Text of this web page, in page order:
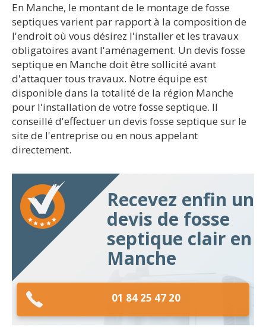
En Manche, le montant de le montage de fosse
septiques varient par rapport à la composition de
l'endroit où vous désirez l'installer et les travaux
obligatoires avant l'aménagement. Un devis fosse
septique en Manche doit être sollicité avant
d'attaquer tous travaux. Notre équipe est
disponible dans la totalité de la région Manche
pour l'installation de votre fosse septique. Il
conseillé d'effectuer un devis fosse septique sur le
site de l'entreprise ou en nous appelant
directement.
Recevez enfin un
devis de fosse
septique clair en
Manche
01 84 25 47 20